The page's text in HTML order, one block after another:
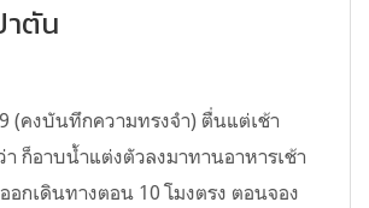
าตัน
(คงบันทึกความทรงจำ) ตื่นแต่เช้า
ก็อาบน้ำแต่งตัวลงมาทานอาหารเช้า
อกเดินทางตอน 10 โมงตรง ตอนจอง